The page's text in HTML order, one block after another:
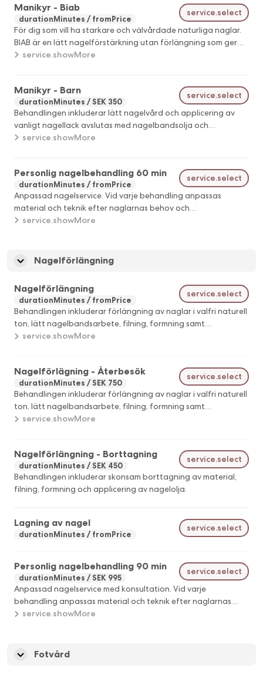
Manikyr - Biab
durationMinutes fromPrice
service.select
För dig som vill ha starkare och välvårdade naturliga naglar.
BIAB är en lätt nagelförstärkning utan förlängning som ger
stöd åt den egna nageln. Behandlingen inkluderar filning,
design eller extra nagelbandsvård? Gellack, fransk, design
och extra nagelbandsvård finns som tillval och kan läggas till
vid bokning.
service.showMore
Manikyr - Barn
durationMinutes SEK 350
service.select
Behandlingen inkluderar lätt nagelvård och applicering av
vanligt nagellack avslutas med nagelbandsolja och
handkräm.
service.showMore
Personlig nagelbehandling 60 min
durationMinutes fromPrice
service.select
Anpassad nagelservice. Vid varje behandling anpassas
material och teknik efter naglarnas behov och
förutsättningar enligt nagelterapeutens rekommendationer.
service.showMore
Nagelförlängning
Nagelförlängning
durationMinutes fromPrice
service.select
Behandlingen inkluderar förlängning av naglar i valfri naturell
ton, lätt nagelbandsarbete, filning, formning samt
applicering av handkräm och nagelolja.
service.showMore
Nagelförlägning - Återbesök
durationMinutes SEK 750
service.select
Behandlingen inkluderar förlängning av naglar i valfri naturell
ton, lätt nagelbandsarbete, filning, formning samt
applicering av handkräm och nagelolja. NOTERA! Återbesök
service.showMore
Nagelförlängning - Borttagning
durationMinutes SEK 450
service.select
Behandlingen inkluderar skonsam borttagning av material,
filning, formning och applicering av nagelolja.
Lagning av nagel
durationMinutes fromPrice
service.select
Personlig nagelbehandling 90 min
durationMinutes SEK 995
service.select
Anpassad nagelservice med konsultation. Vid varje
behandling anpassas material och teknik efter naglarnas
behov enligt nagelterapeutens rekommendationer.
service.showMore
Fotvård